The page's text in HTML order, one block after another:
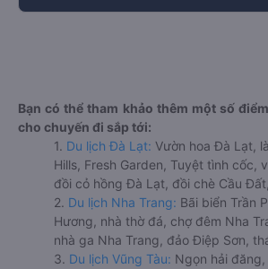
Bạn có thể tham khảo thêm một số
cho chuyến đi sắp tới:
1. Du lịch Đà Lạt: Vườn hoa Đà Lạt,
Hills, Fresh Garden, Tuyệt tình cốc,
đồi cỏ hồng Đà Lạt, đồi chè Cầu
2. Du lịch Nha Trang: Bãi biển Trần
Hương, nhà thờ đá, chợ đêm Nha
nhà ga Nha Trang, đảo Điệp Sơn,
3. Du lịch Vũng Tàu: Ngọn hải đăng,